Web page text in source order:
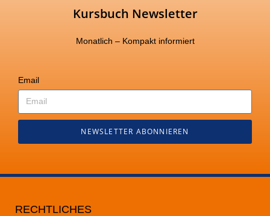
Kursbuch Newsletter
Monatlich – Kompakt informiert
Email
NEWSLETTER ABONNIEREN
RECHTLICHES